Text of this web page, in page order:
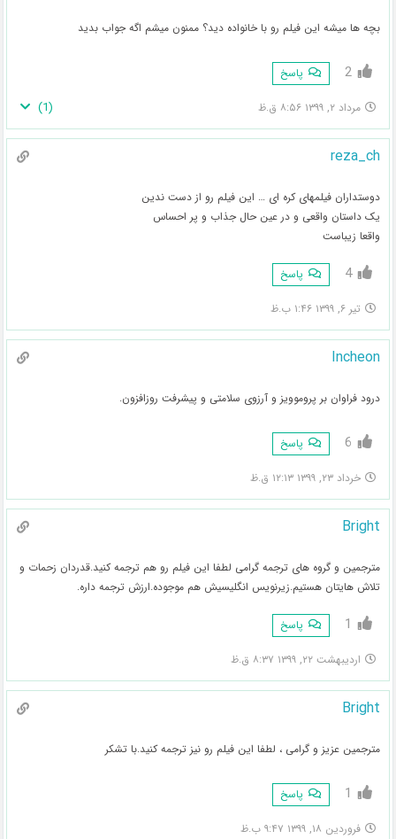
بچه ها میشه این فیلم رو با خانواده دید؟ ممنون میشم اگه جواب بدید
2 پاسخ
مرداد ۲, ۱۳۹۹ ۸:۵۶ ق.ظ (
1
)
reza_ch
دوستداران فیلمهای کره ای … این فیلم رو از دست ندین
یک داستان واقعی و در عین حال جذاب و پر احساس
واقعا زیباست
4 پاسخ
تیر ۶, ۱۳۹۹ ۱:۴۶ ب.ظ
Incheon
درود فراوان بر پروموویز و آرزوی سلامتی و پیشرفت روزافزون.
6 پاسخ
خرداد ۲۳, ۱۳۹۹ ۱۲:۱۳ ق.ظ
Bright
مترجمین و گروه های ترجمه گرامی لطفا این فیلم رو هم ترجمه کنید.قدردان زحمات و
تلاش هایتان هستیم.زیرنویس انگلیسیش هم موجوده.ارزش ترجمه داره.
1 پاسخ
اردیبهشت ۲۲, ۱۳۹۹ ۸:۳۷ ق.ظ
Bright
مترجمین عزیز و گرامی ، لطفا این فیلم رو نیز ترجمه کنید.با تشکر
1 پاسخ
فروردین ۱۸, ۱۳۹۹ ۹:۴۷ ب.ظ